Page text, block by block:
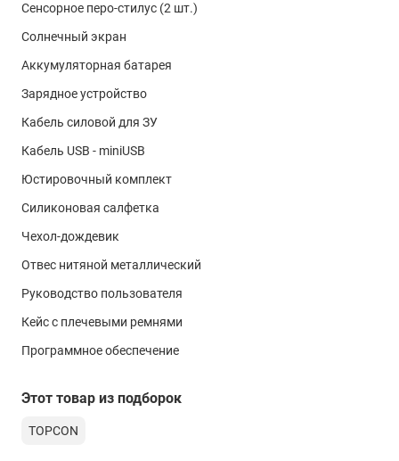
Жидкостной двухосевой датчик наклона
2мм+2ppm*
CompactFlash тип 2, USB Flash
IP54
Диапазон рабочих температур
Сенсорное перо-стилус (2 шт.)
Солнечный экран
Аккумуляторная батарея
Зарядное устройство
Кабель силовой для ЗУ
Кабель USB - miniUSB
Юстировочный комплект
Силиконовая салфетка
Чехол-дождевик
Отвес нитяной металлический
Руководство пользователя
Кейс с плечевыми ремнями
Программное обеспечение
Этот товар из подборок
TOPCON